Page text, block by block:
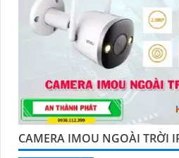
CAMERA IMOU NGOÀI TRỜI